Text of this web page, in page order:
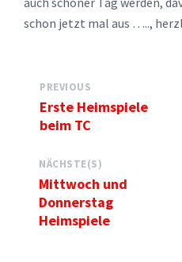
schon jetzt mal aus …..,
PREVIOUS
Erste Heimspiele
beim TC
NÄCHSTE(S)
Mittwoch und
Donnerstag
Heimspiele